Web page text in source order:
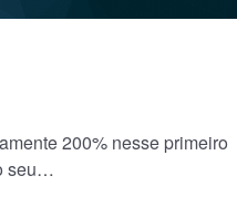
200% nesse primeiro
seu…